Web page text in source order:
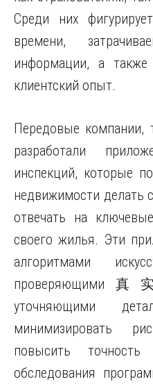
Среди них
времени,
информации, а также
клиентский опыт.
Передовые компании,
разработали
инспекций, которые
недвижимости делать
отвечать на
своего жилья. Эти
алгоритмами
проверяющими真
уточняющими
минимизировать
повысить
обследования